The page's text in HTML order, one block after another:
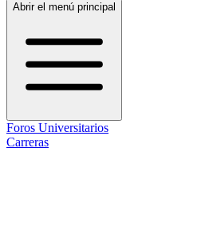
Abrir el menú principal
Foros Universitarios
Carreras